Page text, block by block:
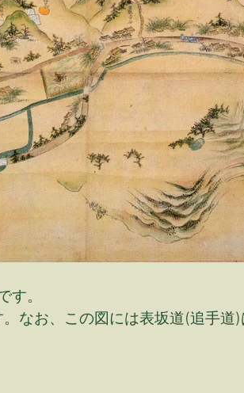
。
なお、この図には表坂道(追手道